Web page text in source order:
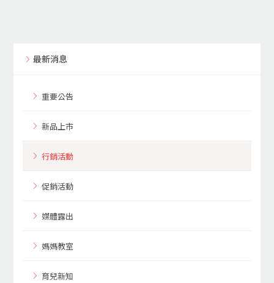
最新消息
重要公告
新品上市
行銷活動
促銷活動
媒體露出
媽媽教室
育兒新知